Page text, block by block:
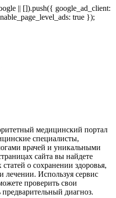
|| []).push({ google_ad_client:
true });
медицинский портал
специалисты,
врачей и уникальными
сайта вы найдете
о сохранении здоровья,
лечении. Используя сервис
проверить свои
диагноз.